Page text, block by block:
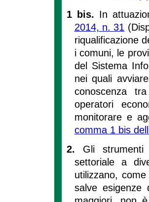
1 bis. In
2014, n. 31
riqualificazione
i comuni, le
del Sistema
nei quali
conoscenza
operatori
monitorare e
comma 1 bis
2. Gli strumenti
settoriale a
utilizzano,
salve esigenze